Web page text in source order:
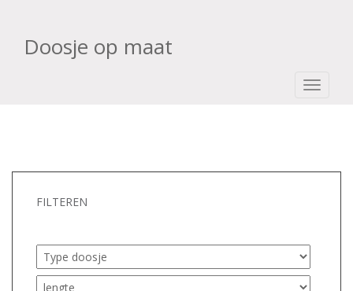
Doosje op maat
FILTEREN